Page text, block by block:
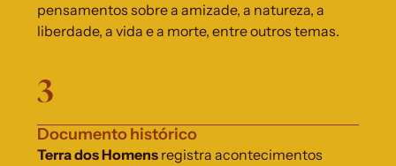
pensamentos sobre a amizade, a natureza, a
liberdade, a vida e a morte, entre outros temas.
3
Documento histórico
Terra dos Homens registra acontecimentos